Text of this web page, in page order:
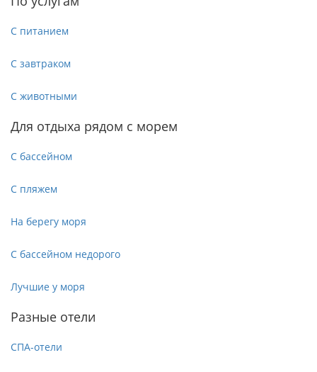
С питанием
С завтраком
С животными
Для отдыха рядом с морем
С бассейном
С пляжем
На берегу моря
С бассейном недорого
Лучшие у моря
Разные отели
СПА-отели